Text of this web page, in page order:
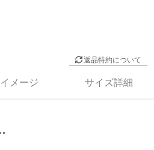
返品特約について
イメージ サイズ詳細